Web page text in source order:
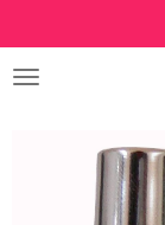
Hauptinhalt
springen